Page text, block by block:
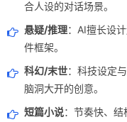
合人设的对话场景。
悬疑/推理：AI擅长设
件框架。
科幻/末世：科技设定
脑洞大开的创意。
短篇小说：节奏快、结